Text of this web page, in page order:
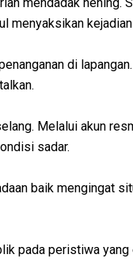
mendadak hening.
menyaksikan
di
Melalui akun
sadar.
baik mengingat
pada peristiwa